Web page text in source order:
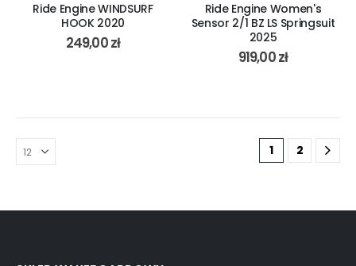
Ride Engine WINDSURF
HOOK 2020
249,00zł
Ride Engine Women's
Sensor 2/1 BZ LS Springsuit
2025
919,00zł
1 2